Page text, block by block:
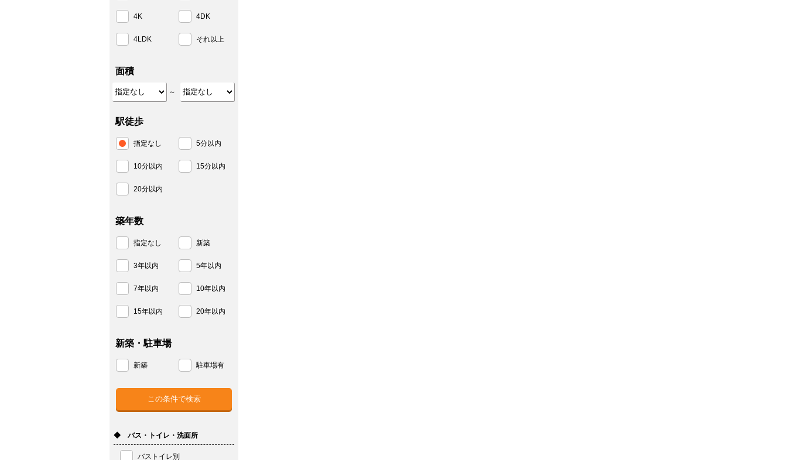
4K 4DK
4LDK それ以上
面積
～
駅徒歩
指定なし 5分以内
10分以内 15分以内
20分以内
築年数
指定なし 新築
3年以内 5年以内
7年以内 10年以内
15年以内 20年以内
新築・駐車場
新築 駐車場有
◆ バス・トイレ・洗面所
バストイレ別